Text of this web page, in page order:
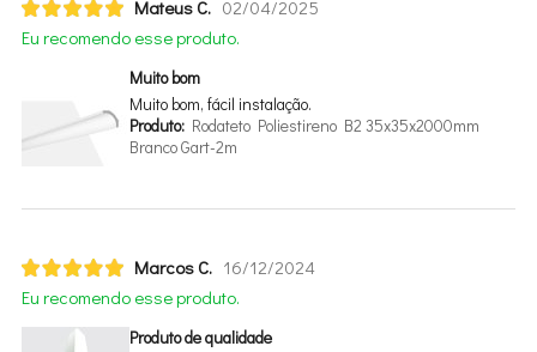
Mateus C. 02/04/2025
Eu recomendo esse produto.
Muito bom
Muito bom, fácil instalação.
Produto:Rodateto Poliestireno B2 35x35x2000mm
Branco Gart-2m
Marcos C. 16/12/2024
Eu recomendo esse produto.
Produto de qualidade